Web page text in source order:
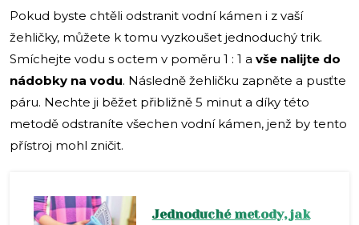
Pokud byste chtěli odstranit vodní kámen i z vaší
žehličky, můžete k tomu vyzkoušet jednoduchý trik.
Smíchejte vodu s octem v poměru 1 : 1 a vše nalijte do
nádobky na vodu. Následně žehličku zapněte a pusťte
páru. Nechte ji běžet přibližně 5 minut a díky této
metodě odstraníte všechen vodní kámen, jenž by tento
přístroj mohl zničit.
Jednoduché metody, jak